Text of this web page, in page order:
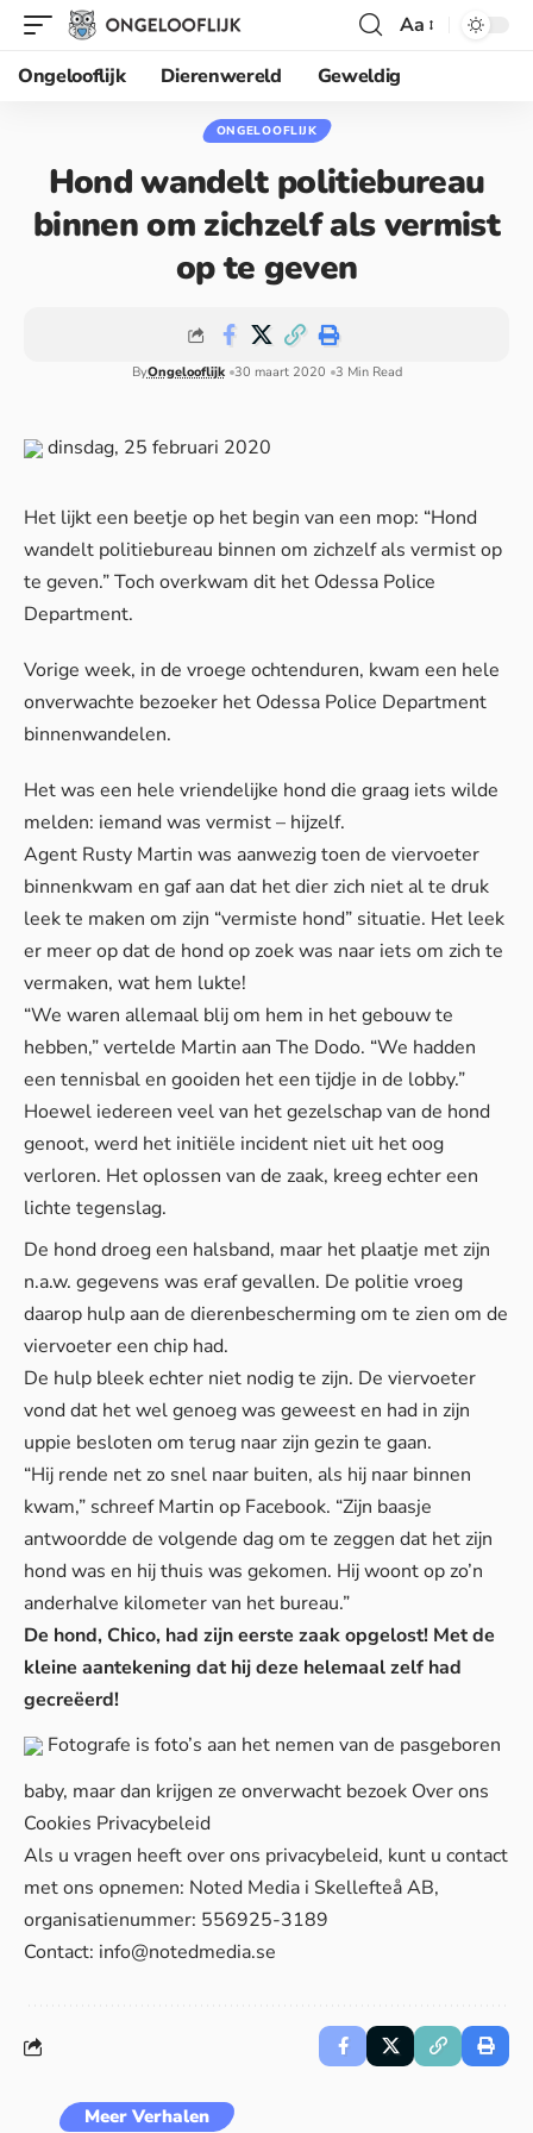
Aa
Ongelooflijk
Dierenwereld Geweldig
ONGELOOFLIJK
Hond wandelt politiebureau
binnen om zichzelf als vermist
op te geven
ByOngelooflijk 30 maart 2020 3 Min Read
dinsdag, 25 februari 2020
Het lijkt een beetje op het begin van een mop: “Hond
wandelt politiebureau binnen om zichzelf als vermist op
te geven.” Toch overkwam dit het Odessa Police
Department.
Vorige week, in de vroege ochtenduren, kwam een hele
onverwachte bezoeker het Odessa Police Department
binnenwandelen.
Het was een hele vriendelijke hond die graag iets wilde
melden: iemand was vermist – hijzelf.
Agent Rusty Martin was aanwezig toen de viervoeter
binnenkwam en gaf aan dat het dier zich niet al te druk
leek te maken om zijn “vermiste hond” situatie. Het leek
er meer op dat de hond op zoek was naar iets om zich te
vermaken, wat hem lukte!
“We waren allemaal blij om hem in het gebouw te
hebben,” vertelde Martin aan The Dodo. “We hadden
een tennisbal en gooiden het een tijdje in de lobby.”
Hoewel iedereen veel van het gezelschap van de hond
genoot, werd het initiële incident niet uit het oog
verloren. Het oplossen van de zaak, kreeg echter een
lichte tegenslag.
De hond droeg een halsband, maar het plaatje met zijn
n.a.w. gegevens was eraf gevallen. De politie vroeg
daarop hulp aan de dierenbescherming om te zien om de
viervoeter een chip had.
De hulp bleek echter niet nodig te zijn. De viervoeter
vond dat het wel genoeg was geweest en had in zijn
uppie besloten om terug naar zijn gezin te gaan.
“Hij rende net zo snel naar buiten, als hij naar binnen
kwam,” schreef Martin op Facebook. “Zijn baasje
antwoordde de volgende dag om te zeggen dat het zijn
hond was en hij thuis was gekomen. Hij woont op zo’n
anderhalve kilometer van het bureau.”
De hond, Chico, had zijn eerste zaak opgelost! Met de
kleine aantekening dat hij deze helemaal zelf had
gecreëerd!
Fotografe is foto’s aan het nemen van de pasgeboren
baby, maar dan krijgen ze onverwacht bezoek Over ons
Cookies Privacybeleid
Als u vragen heeft over ons privacybeleid, kunt u contact
met ons opnemen: Noted Media i Skellefteå AB,
organisatienummer: 556925-3189
Contact: info@notedmedia.se
Meer Verhalen